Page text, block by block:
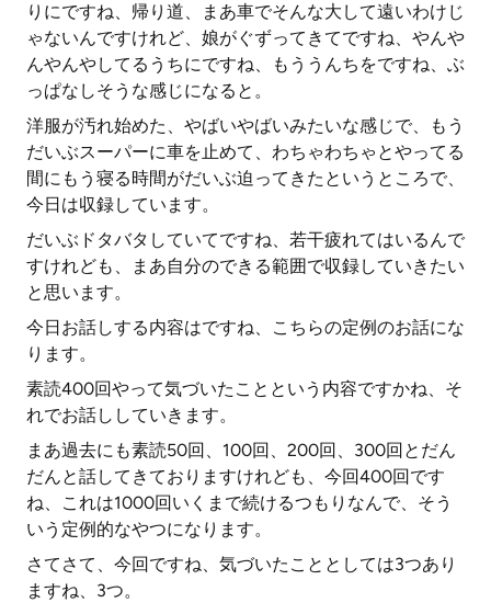
りにですね、帰り道、まあ車でそんな大して遠いわけじ
ゃないんですけれど、娘がぐずってきてですね、やんや
んやんやしてるうちにですね、もううんちをですね、ぶ
っぱなしそうな感じになると。
洋服が汚れ始めた、やばいやばいみたいな感じで、もう
だいぶスーパーに車を止めて、わちゃわちゃとやってる
間にもう寝る時間がだいぶ迫ってきたというところで、
今日は収録しています。
だいぶドタバタしていてですね、若干疲れてはいるんで
すけれども、まあ自分のできる範囲で収録していきたい
と思います。
今日お話しする内容はですね、こちらの定例のお話にな
ります。
素読400回やって気づいたことという内容ですかね、そ
れでお話ししていきます。
まあ過去にも素読50回、100回、200回、300回とだん
だんと話してきておりますけれども、今回400回です
ね、これは1000回いくまで続けるつもりなんで、そう
いう定例的なやつになります。
さてさて、今回ですね、気づいたこととしては3つあり
ますね、3つ。